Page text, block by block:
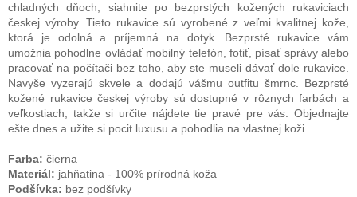
chladných dňoch, siahnite po bezprstých kožených rukaviciach
českej výroby. Tieto rukavice sú vyrobené z veľmi kvalitnej kože,
ktorá je odolná a príjemná na dotyk. Bezprsté rukavice vám
umožnia pohodlne ovládať mobilný telefón, fotiť, písať správy alebo
pracovať na počítači bez toho, aby ste museli dávať dole rukavice.
Navyše vyzerajú skvele a dodajú vášmu outfitu šmrnc. Bezprsté
kožené rukavice českej výroby sú dostupné v rôznych farbách a
veľkostiach, takže si určite nájdete tie pravé pre vás. Objednajte
ešte dnes a užite si pocit luxusu a pohodlia na vlastnej koži.
Farba: čierna
Materiál: jahňatina - 100% prírodná koža
Podšívka: bez podšívky